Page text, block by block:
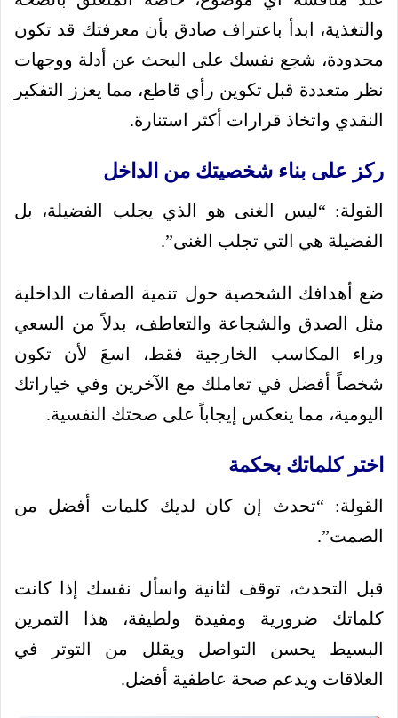
والتغذية، ابدأ باعتراف صادق بأن معرفتك قد تكون
محدودة، شجع نفسك على البحث عن أدلة ووجهات
نظر متعددة قبل تكوين رأي قاطع، مما يعزز التفكير
النقدي واتخاذ قرارات أكثر استنارة.
ركز على بناء شخصيتك من الداخل
القولة: “ليس الغنى هو الذي يجلب الفضيلة، بل
الفضيلة هي التي تجلب الغنى”.
ضع أهدافك الشخصية حول تنمية الصفات الداخلية
مثل الصدق والشجاعة والتعاطف، بدلاً من السعي
وراء المكاسب الخارجية فقط، اسعَ لأن تكون
شخصاً أفضل في تعاملك مع الآخرين وفي خياراتك
اليومية، مما ينعكس إيجاباً على صحتك النفسية.
اختر كلماتك بحكمة
القولة: “تحدث إن كان لديك كلمات أفضل من
الصمت”.
قبل التحدث، توقف لثانية واسأل نفسك إذا كانت
كلماتك ضرورية ومفيدة ولطيفة، هذا التمرين
البسيط يحسن التواصل ويقلل من التوتر في
العلاقات ويدعم صحة عاطفية أفضل.